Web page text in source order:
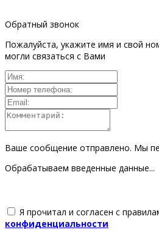
Обратный звонок
Пожалуйста, укажите имя и свой
могли связаться с Вами
Ваше сообщение отправлено. Мы
Обрабатываем введенные данные...
Я прочитал и согласен с
конфиденциальности